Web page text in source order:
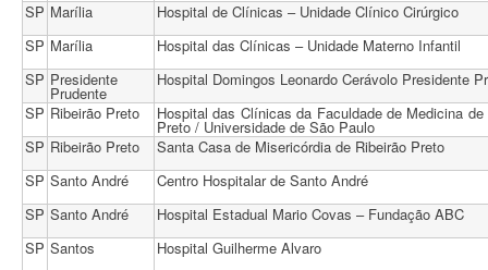
SP Marília
Hospital de Clínicas – Unidade Clínico Cirúrgico
SP Marília
Hospital das Clínicas – Unidade Materno Infantil
SP Presidente
Prudente
Hospital Domingos Leonardo Cerávolo Presidente
SP Ribeirão Preto Hospital das Clínicas da Faculdade de Medicina de
Preto / Universidade de São Paulo
SP Ribeirão Preto
Santa Casa de Misericórdia de Ribeirão Preto
SP Santo André
Centro Hospitalar de Santo André
SP Santo André
Hospital Estadual Mario Covas – Fundação ABC
SP Santos
Hospital Guilherme Alvaro